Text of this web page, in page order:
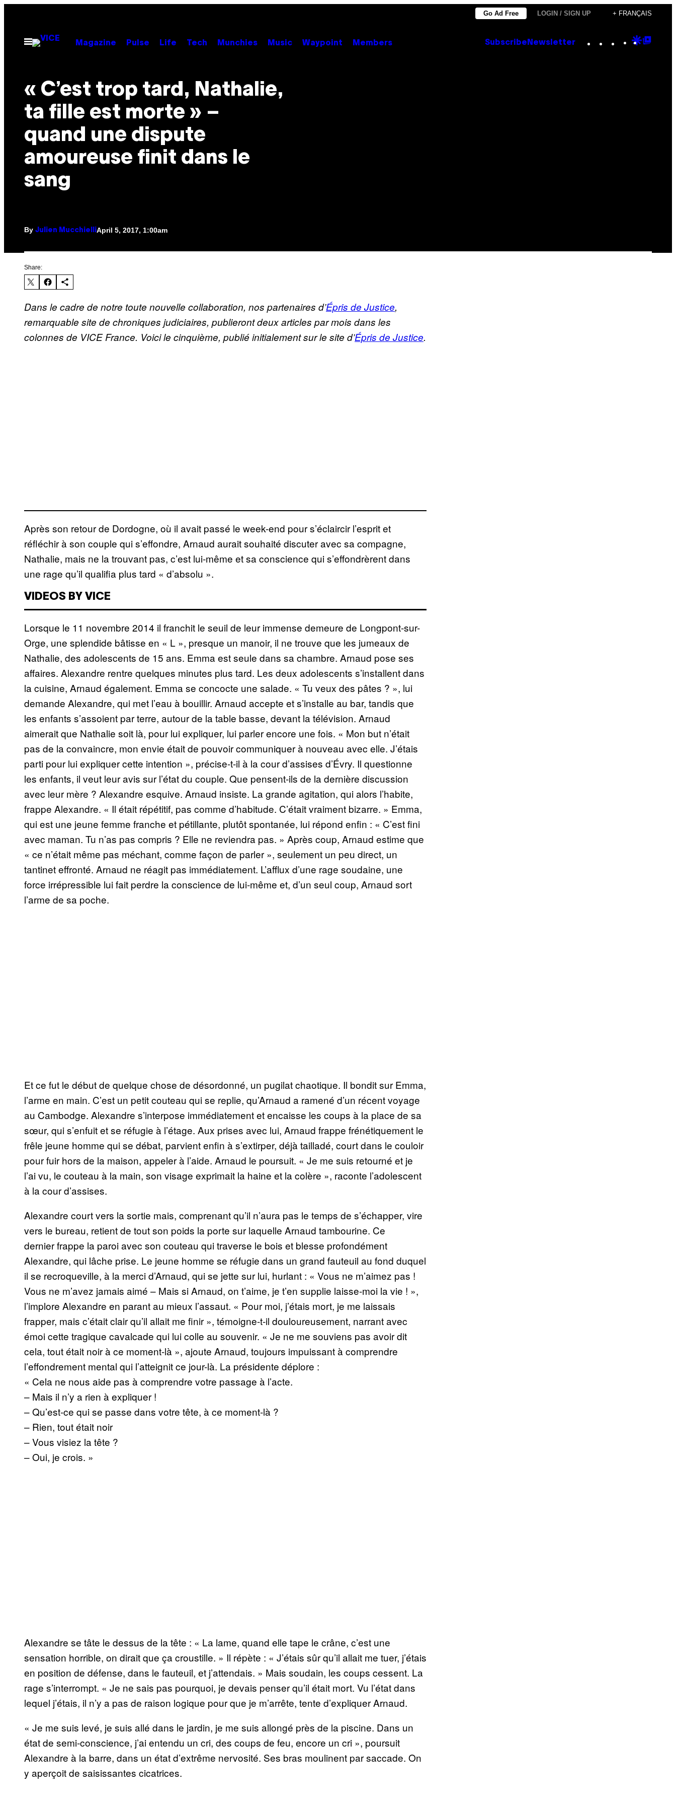
content
Go Ad Free LOGIN / SIGN UP + FRANÇAIS
Open
Menu
Magazine Pulse Life Tech Munchies Music Waypoint Members Subscribe Newsletter Instagram
TikTok
YouTube
Google
« C’est trop tard, Nathalie,
ta fille est morte » –
quand une dispute
amoureuse finit dans le
sang
By Julien Mucchielli April 5, 2017, 1:00am
Share:
Dans le cadre de notre toute nouvelle collaboration, nos partenaires d’Épris de Justice,
remarquable site de chroniques judiciaires, publieront deux articles par mois dans les
colonnes de VICE France. Voici le cinquième, publié initialement sur le site d’Épris de Justice.
Après son retour de Dordogne, où il avait passé le week-end pour s’éclaircir l’esprit et
réfléchir à son couple qui s’effondre, Arnaud aurait souhaité discuter avec sa compagne,
Nathalie, mais ne la trouvant pas, c’est lui-même et sa conscience qui s’effondrèrent dans
une rage qu’il qualifia plus tard « d’absolu ».
VIDEOS BY VICE
Lorsque le 11 novembre 2014 il franchit le seuil de leur immense demeure de Longpont-sur-
Orge, une splendide bâtisse en « L », presque un manoir, il ne trouve que les jumeaux de
Nathalie, des adolescents de 15 ans. Emma est seule dans sa chambre. Arnaud pose ses
affaires. Alexandre rentre quelques minutes plus tard. Les deux adolescents s’installent dans
la cuisine, Arnaud également. Emma se concocte une salade. « Tu veux des pâtes ? », lui
demande Alexandre, qui met l’eau à bouillir. Arnaud accepte et s’installe au bar, tandis que
les enfants s’assoient par terre, autour de la table basse, devant la télévision. Arnaud
aimerait que Nathalie soit là, pour lui expliquer, lui parler encore une fois. « Mon but n’était
pas de la convaincre, mon envie était de pouvoir communiquer à nouveau avec elle. J’étais
parti pour lui expliquer cette intention », précise-t-il à la cour d’assises d’Évry. Il questionne
les enfants, il veut leur avis sur l’état du couple. Que pensent-ils de la dernière discussion
avec leur mère ? Alexandre esquive. Arnaud insiste. La grande agitation, qui alors l’habite,
frappe Alexandre. « Il était répétitif, pas comme d’habitude. C’était vraiment bizarre. » Emma,
qui est une jeune femme franche et pétillante, plutôt spontanée, lui répond enfin : « C’est fini
avec maman. Tu n’as pas compris ? Elle ne reviendra pas. » Après coup, Arnaud estime que
« ce n’était même pas méchant, comme façon de parler », seulement un peu direct, un
tantinet effronté. Arnaud ne réagit pas immédiatement. L’afflux d’une rage soudaine, une
force irrépressible lui fait perdre la conscience de lui-même et, d’un seul coup, Arnaud sort
l’arme de sa poche.
Et ce fut le début de quelque chose de désordonné, un pugilat chaotique. Il bondit sur Emma,
l’arme en main. C’est un petit couteau qui se replie, qu’Arnaud a ramené d’un récent voyage
au Cambodge. Alexandre s’interpose immédiatement et encaisse les coups à la place de sa
sœur, qui s’enfuit et se réfugie à l’étage. Aux prises avec lui, Arnaud frappe frénétiquement le
frêle jeune homme qui se débat, parvient enfin à s’extirper, déjà tailladé, court dans le couloir
pour fuir hors de la maison, appeler à l’aide. Arnaud le poursuit. « Je me suis retourné et je
l’ai vu, le couteau à la main, son visage exprimait la haine et la colère », raconte l’adolescent
à la cour d’assises.
Alexandre court vers la sortie mais, comprenant qu’il n’aura pas le temps de s’échapper, vire
vers le bureau, retient de tout son poids la porte sur laquelle Arnaud tambourine. Ce
dernier frappe la paroi avec son couteau qui traverse le bois et blesse profondément
Alexandre, qui lâche prise. Le jeune homme se réfugie dans un grand fauteuil au fond duquel
il se recroqueville, à la merci d’Arnaud, qui se jette sur lui, hurlant : « Vous ne m’aimez pas !
Vous ne m’avez jamais aimé – Mais si Arnaud, on t’aime, je t’en supplie laisse-moi la vie ! »,
l’implore Alexandre en parant au mieux l’assaut. « Pour moi, j’étais mort, je me laissais
frapper, mais c’était clair qu’il allait me finir », témoigne-t-il douloureusement, narrant avec
émoi cette tragique cavalcade qui lui colle au souvenir. « Je ne me souviens pas avoir dit
cela, tout était noir à ce moment-là », ajoute Arnaud, toujours impuissant à comprendre
l’effondrement mental qui l’atteignit ce jour-là. La présidente déplore :
« Cela ne nous aide pas à comprendre votre passage à l’acte.
– Mais il n’y a rien à expliquer !
– Qu’est-ce qui se passe dans votre tête, à ce moment-là ?
– Rien, tout était noir
– Vous visiez la tête ?
– Oui, je crois. »
Alexandre se tâte le dessus de la tête : « La lame, quand elle tape le crâne, c’est une
sensation horrible, on dirait que ça croustille. » Il répète : « J’étais sûr qu’il allait me tuer, j’étais
en position de défense, dans le fauteuil, et j’attendais. » Mais soudain, les coups cessent. La
rage s’interrompt. « Je ne sais pas pourquoi, je devais penser qu’il était mort. Vu l’état dans
lequel j’étais, il n’y a pas de raison logique pour que je m’arrête, tente d’expliquer Arnaud.
« Je me suis levé, je suis allé dans le jardin, je me suis allongé près de la piscine. Dans un
état de semi-conscience, j’ai entendu un cri, des coups de feu, encore un cri », poursuit
Alexandre à la barre, dans un état d’extrême nervosité. Ses bras moulinent par saccade. On
y aperçoit de saisissantes cicatrices.